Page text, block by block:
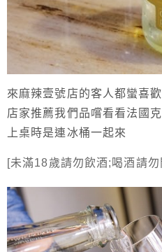
來麻辣壹號店的客人都蠻喜
店家推薦我們品嚐看看法國
上桌時是連冰桶一起來
[未滿18歲請勿飲酒;喝酒請勿